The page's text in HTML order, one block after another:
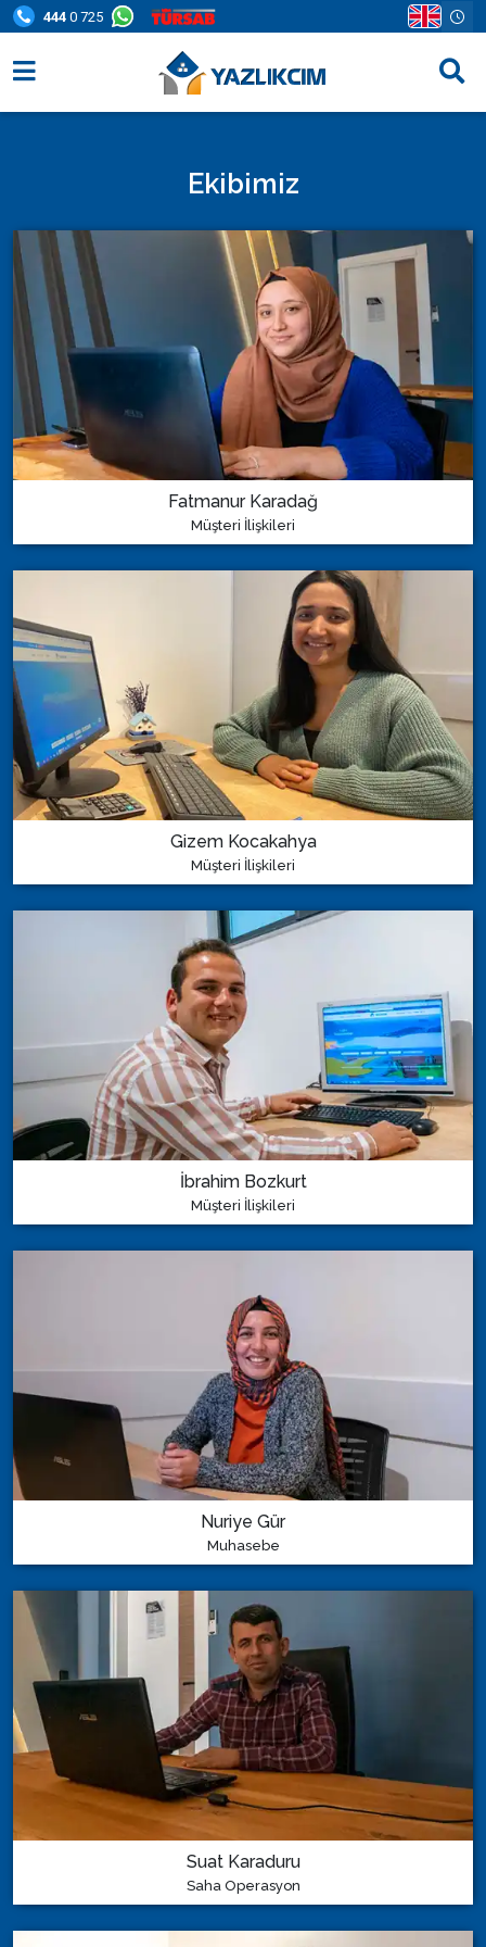
444 0 725
Bilgi Sayfaları
Blog
İletişim
Ekibimiz
Fatmanur Karadağ
Müşteri İlişkileri
Gizem Kocakahya
Müşteri İlişkileri
İbrahim Bozkurt
Müşteri İlişkileri
Nuriye Gür
Muhasebe
Suat Karaduru
Saha Operasyon